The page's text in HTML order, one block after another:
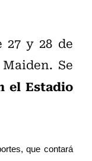
y 28 de
Se
el Estadio
que contará